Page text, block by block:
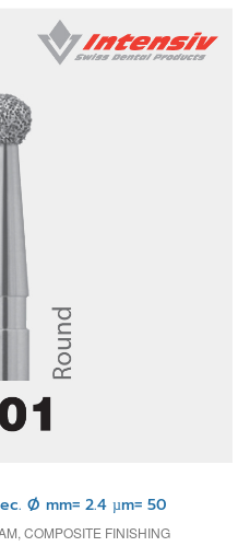
Ø mm= 2.4 µm= 50
COMPOSITE FINISHING